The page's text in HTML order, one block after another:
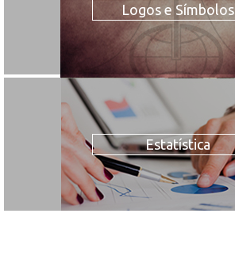
Logos e Símbolos
Estatística